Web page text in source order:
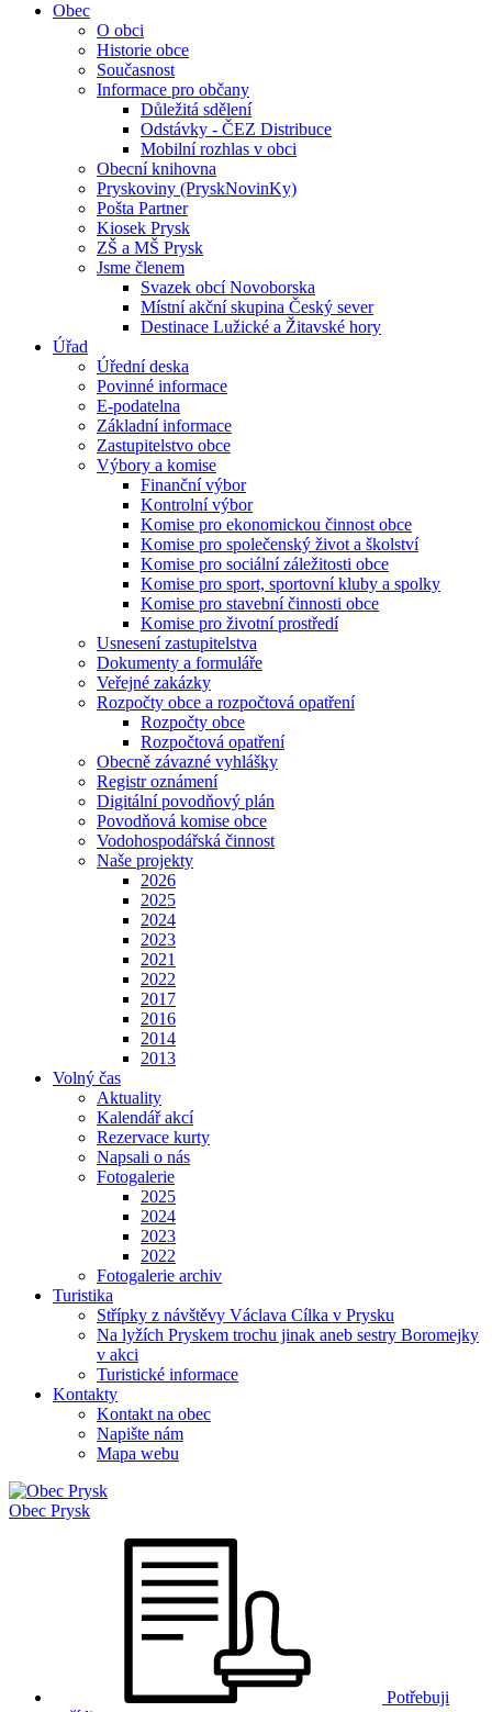
Obec
O obci
Historie obce
Současnost
Informace pro občany
Důležitá sdělení
Odstávky - ČEZ Distribuce
Mobilní rozhlas v obci
Obecní knihovna
Pryskoviny (PryskNovinKy)
Pošta Partner
Kiosek Prysk
ZŠ a MŠ Prysk
Jsme členem
Svazek obcí Novoborska
Místní akční skupina Český sever
Destinace Lužické a Žitavské hory
Úřad
Úřední deska
Povinné informace
E-podatelna
Základní informace
Zastupitelstvo obce
Výbory a komise
Finanční výbor
Kontrolní výbor
Komise pro ekonomickou činnost obce
Komise pro společenský život a školství
Komise pro sociální záležitosti obce
Komise pro sport, sportovní kluby a spolky
Komise pro stavební činnosti obce
Komise pro životní prostředí
Usnesení zastupitelstva
Dokumenty a formuláře
Veřejné zakázky
Rozpočty obce a rozpočtová opatření
Rozpočty obce
Rozpočtová opatření
Obecně závazné vyhlášky
Registr oznámení
Digitální povodňový plán
Povodňová komise obce
Vodohospodářská činnost
Naše projekty
2026
2025
2024
2023
2021
2022
2017
2016
2014
2013
Volný čas
Aktuality
Kalendář akcí
Rezervace kurty
Napsali o nás
Fotogalerie
2025
2024
2023
2022
Fotogalerie archiv
Turistika
Střípky z návštěvy Václava Cílka v Prysku
Na lyžích Pryskem trochu jinak aneb sestry Boromejky
v akci
Turistické informace
Kontakty
Kontakt na obec
Napište nám
Mapa webu
Obec Prysk
Potřebuji